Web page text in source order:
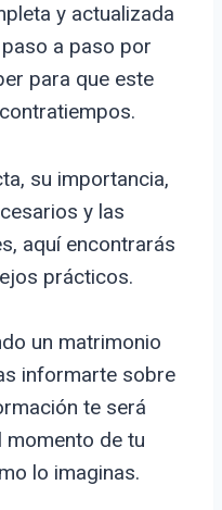
y actualizada
a paso por
para que este
su importancia,
y las
aquí encontrarás
prácticos.
un matrimonio
informarte sobre
te será
momento de tu
lo imaginas.